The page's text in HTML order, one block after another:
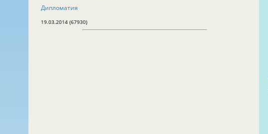
Дипломатия
19.03.2014 (67930)